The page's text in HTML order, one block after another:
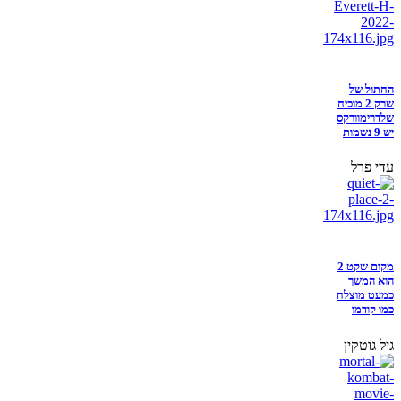
החתול של
שרק 2 מוכיח
שלדרימוורקס
יש 9 נשמות
עדי פרל
מקום שקט 2
הוא המשך
כמעט מוצלח
כמו קודמו
גיל גוטקין